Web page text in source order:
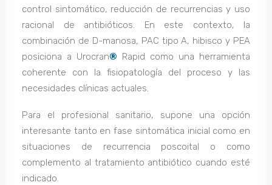
control sintomático, reducción de recurrencias y uso
racional de antibióticos. En este contexto, la
combinación de D-manosa, PAC tipo A, hibisco y PEA
posiciona a Urocran® Rapid como una herramienta
coherente con la fisiopatología del proceso y las
necesidades clínicas actuales.
Para el profesional sanitario, supone una opción
interesante tanto en fase sintomática inicial como en
situaciones de recurrencia poscoital o como
complemento al tratamiento antibiótico cuando esté
indicado.